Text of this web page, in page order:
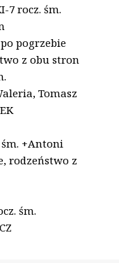
7 rocz. śm.
pogrzebie
z obu stron
Tomasz
+Antoni
rodzeństwo z
śm.